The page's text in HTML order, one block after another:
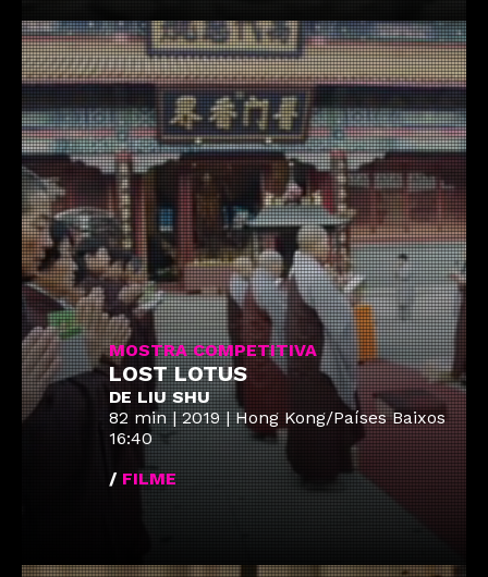
MOSTRA COMPETITIVA
LOST LOTUS
DE LIU SHU
82 min | 2019 | Hong Kong/Países Baixos
16:40
/ FILME